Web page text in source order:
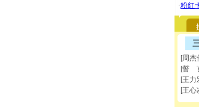
[周杰
[誓
[王力
[王心